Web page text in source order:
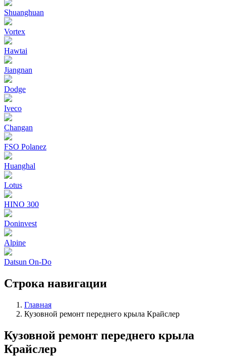
Shuanghuan
Vortex
Hawtai
Jiangnan
Dodge
Iveco
Changan
FSO Polanez
Huanghal
Lotus
HINO 300
Doninvest
Alpine
Datsun On-Do
Строка навигации
Главная
Кузовной ремонт переднего крыла Крайслер
Кузовной ремонт переднего крыла
Крайслер